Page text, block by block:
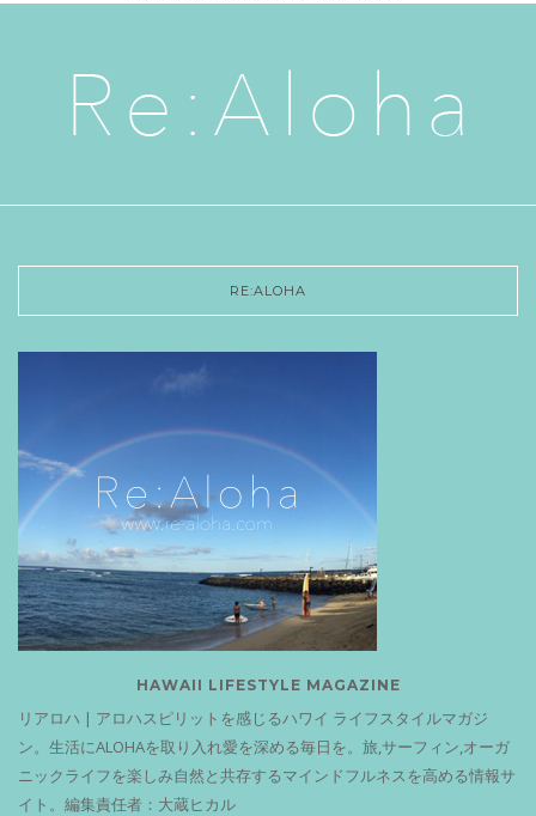
RE:ALOHA
HAWAII LIFESTYLE MAGAZINE
リアロハ | アロハスピリットを感じるハワイ ライフスタイルマガジ
ン。生活にALOHAを取り入れ愛を深める毎日を。旅,サーフィン,オーガ
ニックライフを楽しみ自然と共存するマインドフルネスを高める情報サ
イト。編集責任者：大蔵ヒカル